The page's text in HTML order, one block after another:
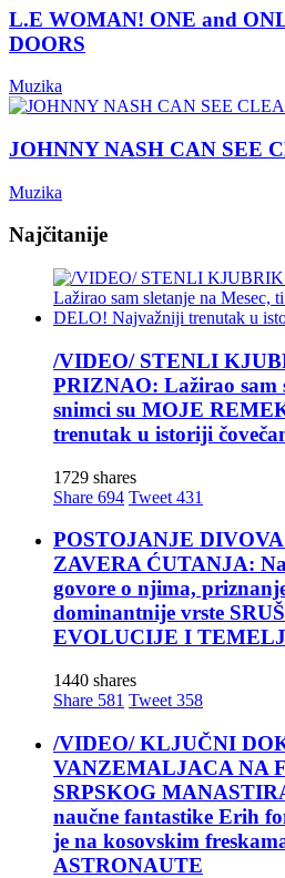
L.E WOMAN! ONE and
DOORS
Muzika
JOHNNY NASH CAN SEE
Muzika
Najčitanije
/VIDEO/ STENLI
PRIZNAO: Lažirao sam
snimci su MOJE
trenutak u istoriji
1729 shares
Share 694 Tweet 431
POSTOJANJE
ZAVERA ĆUTANJA:
govore o njima,
dominantnije vrste
EVOLUCIJE I
1440 shares
Share 581 Tweet 358
/VIDEO/ KLJUČNI
VANZEMALJACA NA
SRPSKOG
naučne fantastike Erih
je na kosovskim
ASTRONAUTE